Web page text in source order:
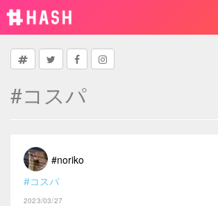
#コスパ
#noriko
#コスパ
2023/03/27